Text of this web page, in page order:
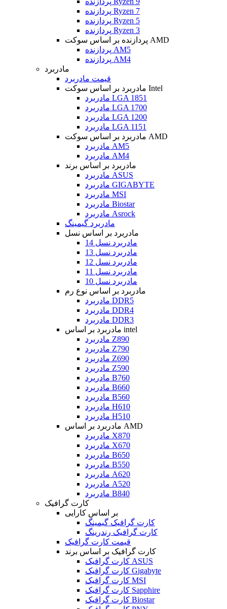
پردازنده Ryzen 7
پردازنده Ryzen 5
پردازنده Ryzen 3
پردازنده بر اساس سوکت AMD
پردازنده AM5
پردازنده AM4
مادربرد
قیمت مادربرد
مادربرد بر اساس سوکت Intel
مادربرد LGA 1851
مادربرد LGA 1700
مادربرد LGA 1200
مادربرد LGA 1151
مادربرد بر اساس سوکت AMD
مادربرد AM5
مادربرد AM4
مادربرد بر اساس برند
مادربرد ASUS
مادربرد GIGABYTE
مادربرد MSI
مادربرد Biostar
مادربرد Asrock
مادربرد گیمینگ
مادربرد بر اساس نسل
مادربرد نسل 14
مادربرد نسل 13
مادربرد نسل 12
مادربرد نسل 11
مادربرد نسل 10
مادربرد بر اساس نوع رم
مادربرد DDR5
مادربرد DDR4
مادربرد DDR3
مادربرد بر اساس intel
مادربرد Z890
مادربرد Z790
مادربرد Z690
مادربرد Z590
مادربرد B760
مادربرد B660
مادربرد B560
مادربرد H610
مادربرد H510
مادربرد بر اساس AMD
مادربرد X870
مادربرد X670
مادربرد B650
مادربرد B550
مادربرد A620
مادربرد A520
مادربرد B840
کارت گرافیک
بر اساس کارایی
کارت گرافیک گیمینگ
کارت گرافیک رندرینگ
قیمت کارت گرافیک
کارت گرافیک بر اساس برند
کارت گرافیک ASUS
کارت گرافیک Gigabyte
کارت گرافیک MSI
کارت گرافیک Sapphire
کارت گرافیک Biostar